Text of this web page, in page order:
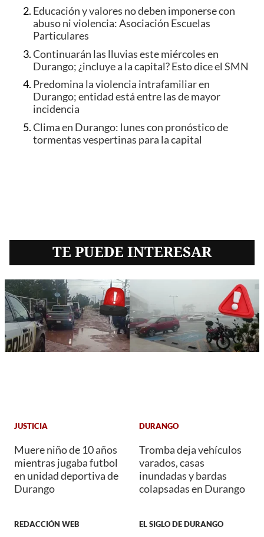
Educación y valores no deben imponerse con
abuso ni violencia: Asociación Escuelas
Particulares
Continuarán las lluvias este miércoles en
Durango; ¿incluye a la capital? Esto dice el SMN
Predomina la violencia intrafamiliar en
Durango; entidad está entre las de mayor
incidencia
Clima en Durango: lunes con pronóstico de
tormentas vespertinas para la capital
TE PUEDE INTERESAR
JUSTICIA
Muere niño de 10 años
mientras jugaba futbol
en unidad deportiva de
Durango
REDACCIÓN WEB
DURANGO
Tromba deja vehículos
varados, casas
inundadas y bardas
colapsadas en Durango
EL SIGLO DE DURANGO